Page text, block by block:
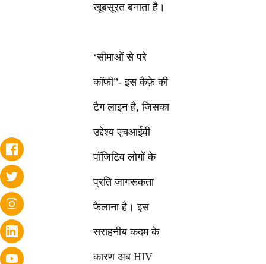
खूबसूरत बनाता है।
‘सीमाओं से परे
कॉफी”- इस कैफ़े की
टैग लाइन है, जिसका
उद्देश्य एचआईवी
पॉजिटिव लोगों के
प्रति जागरूकता
फैलाना है। इस
सराहनीय कदम के
कारण अब HIV